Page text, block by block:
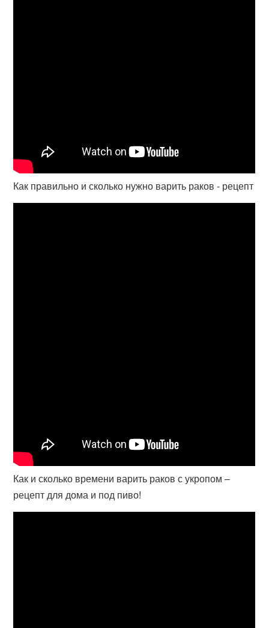
Как правильно и сколько нужно варить раков - рецепт
Как и сколько времени варить раков с укропом –
рецепт для дома и под пиво!